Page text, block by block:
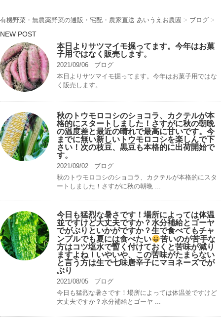
有機野菜・無農薬野菜の通販・宅配・農家直送 あいうえお農園 > ブログ >
NEW POST
本日よりサツマイモ掘ってます。今年はお菓
子用ではなく販売します。
2021/09/06
ブログ
本日よりサツマイモ掘ってます。今年はお菓子用ではな
く販売します。
秋のトウモロコシのショコラ、カクテルが本
格的にスタートしました！さすがに秋の朝晩
の温度差と最近の晴れで最高に甘いです。今
までに無い新しいトウモロコシを楽しんで下
さい！次の枝豆、黒豆も本格的に出荷開始で
す。
2021/09/02
ブログ
秋のトウモロコシのショコラ、カクテルが本格的にスタ
ートしました！さすがに秋の朝晩 ...
今日も猛烈な暑さです！場所によっては体温
並ですけど大丈夫ですか？水分補給とゴーヤ
でがぶりといかがですか？生で食べてもチャ
ンプルでも夏には食べたい
苦いのが苦手な
方はコツ塩水で暫く付けておくと苦味が減り
ますよね！いやいや、この苦味がたまらない
と言う方は生で七味唐辛子にマヨネーズでが
ぶり
2021/08/05
ブログ
今日も猛烈な暑さです！場所によっては体温並ですけど
大丈夫ですか？水分補給とゴーヤ ...